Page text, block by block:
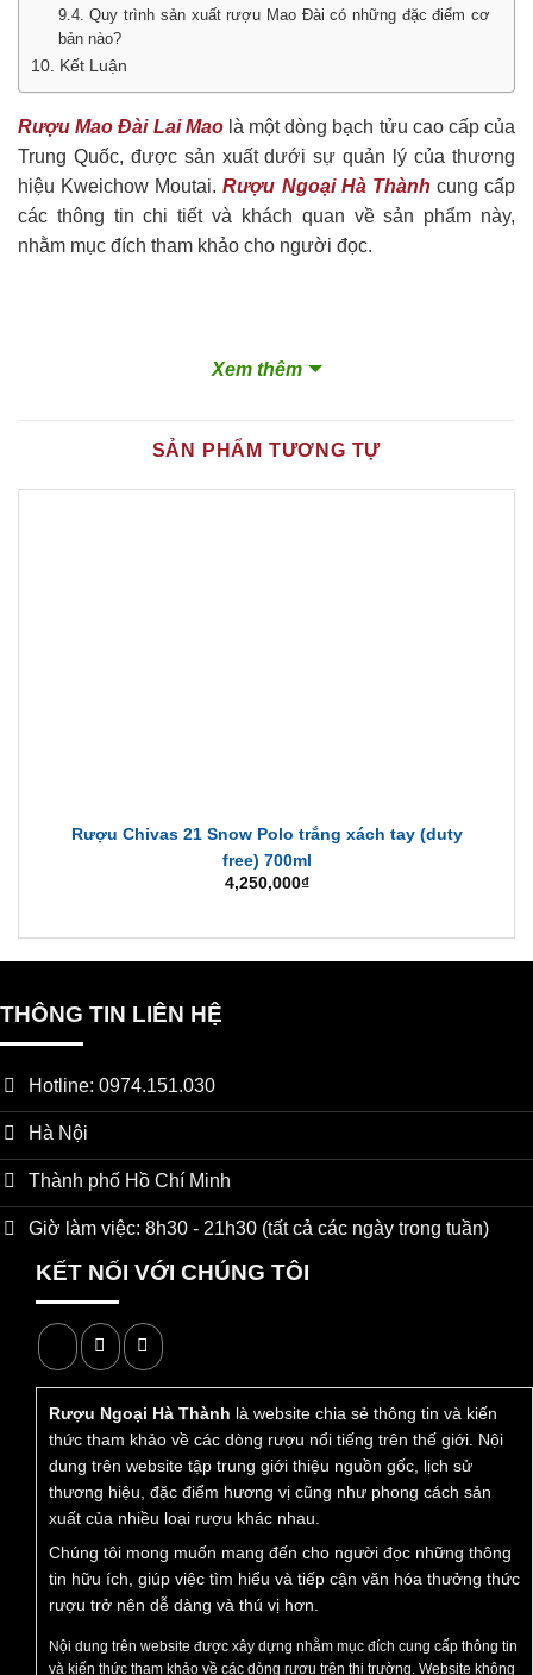
9.4. Quy trình sản xuất rượu Mao Đài có những đặc điểm cơ
bản nào?
10. Kết Luận
Rượu Mao Đài Lai Maolà một dòng bạch tửu cao cấp của
Trung Quốc, được sản xuất dưới sự quản lý của thương
hiệu Kweichow Moutai.Rượu Ngoại Hà Thành cung cấp
các thông tin chi tiết và khách quan về sản phẩm này,
nhằm mục đích tham khảo cho người đọc.
thuật của rượu Mao Đài Lai
Mao
đến với các tên gọi như mao đài Lai Mao, 茅台赖茅, hay
Máotái LàiMáo, được chế tác theo các tiêu chuẩn kỹ thuật
bày rõ ràng các thông số cơ bản này giúp người đọc có
một cái nhìn tổng thể và chính xác về cấu trúc của sản
phẩm. Dưới đây là bảng tổng hợp các dữ kiện chính thức,
đượcRượu Ngoại Hà Thànhhệ thống hóa từ nguồn
thông tin nhà sản xuất, nhằm mục đích cung cấp thông tin
trung lập:
TIÊU CHÍ THÔNG SỐ CHI TIẾT
Tên sản phẩm
Rượu mao đài Lai Mao / 茅台赖茅 /
Máotái LàiMáo
Trung Quốc
Thương hiệu Kweichow Moutai/ 贵州茅台
Dung tích 500ml/ chai
Quy cách 6 chai/ thùng
Xem thêm
SẢN PHẨM TƯƠNG TỰ
Rượu Chivas 21 Snow Polo trắng xách tay (duty
free) 700ml
4,250,000₫
THÔNG TIN LIÊN HỆ
Hotline: 0974.151.030
Hà Nội
Thành phố Hồ Chí Minh
Giờ làm việc: 8h30 - 21h30 (tất cả các ngày trong tuần)
KẾT NỐI VỚI CHÚNG TÔI
Rượu Ngoại Hà Thành là website chia sẻ thông tin và kiến
thức tham khảo về các dòng rượu nổi tiếng trên thế giới. Nội
dung trên website tập trung giới thiệu nguồn gốc, lịch sử
thương hiệu, đặc điểm hương vị cũng như phong cách sản
xuất của nhiều loại rượu khác nhau.
Chúng tôi mong muốn mang đến cho người đọc những thông
tin hữu ích, giúp việc tìm hiểu và tiếp cận văn hóa thưởng thức
rượu trở nên dễ dàng và thú vị hơn.
Nội dung trên website được xây dựng nhằm mục đích cung cấp thông tin
và kiến thức tham khảo về các dòng rượu trên thị trường. Website không